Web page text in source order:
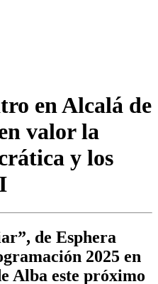
en Alcalá de
valor la
y los
de Esphera
2025 en
Alba este próximo